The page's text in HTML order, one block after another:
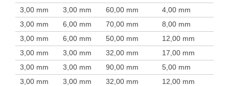
3,00 mm
3,00 mm 60,00 mm 4,00 mm
3,00 mm
6,00 mm 70,00 mm 8,00 mm
3,00 mm
6,00 mm 50,00 mm 12,00 mm
3,00 mm
3,00 mm 32,00 mm 17,00 mm
3,00 mm
3,00 mm 90,00 mm 5,00 mm
3,00 mm
3,00 mm 32,00 mm 12,00 mm